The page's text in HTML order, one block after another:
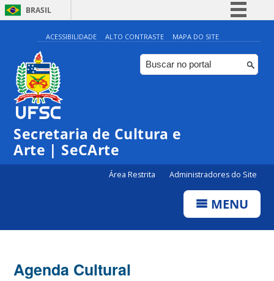
BRASIL
Simplifique!
Comunica BR
Participe
ACESSIBILIDADE ALTO CONTRASTE MAPA DO SITE
Secretaria de Cultura e
Arte | SeCArte
Área Restrita Administradores do Site
MENU
Agenda Cultural